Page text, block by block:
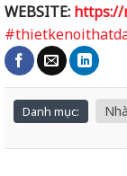
WEBSITE: https://
Danh mục: